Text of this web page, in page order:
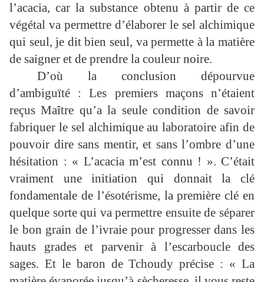
l’acacia, car la substance obtenu à partir de ce
végétal va permettre d’élaborer le sel alchimique
qui seul, je dit bien seul, va permette à la matière
de saigner et de prendre la couleur noire.
D’où la conclusion dépourvue
d’ambiguïté : Les premiers maçons n’étaient
reçus Maître qu’a la seule condition de savoir
fabriquer le sel alchimique au laboratoire afin de
pouvoir dire sans mentir, et sans l’ombre d’une
hésitation : « L’acacia m’est connu ! ». C’était
vraiment une initiation qui donnait la clé
fondamentale de l’ésotérisme, la première clé en
quelque sorte qui va permettre ensuite de séparer
le bon grain de l’ivraie pour progresser dans les
hauts grades et parvenir à l’escarboucle des
sages. Et le baron de Tchoudy précise : « La